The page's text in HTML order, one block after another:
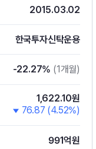
2015.03.02
한국투자신탁운용
-22.27% (1개월)
1,622.10원
76.87 (4.52%)
991억원